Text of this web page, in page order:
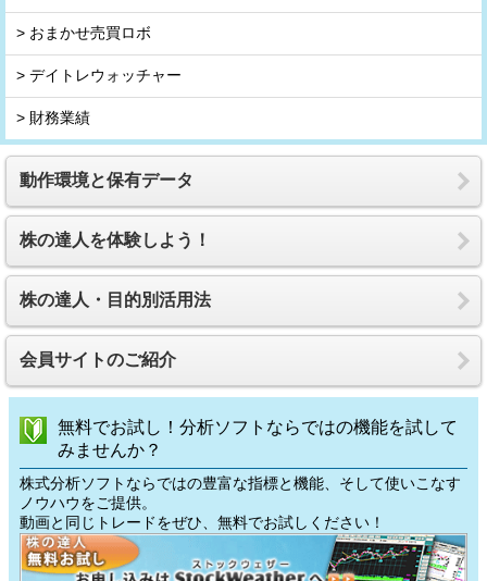
> おまかせ売買ロボ
> デイトレウォッチャー
> 財務業績
動作環境と保有データ
株の達人を体験しよう！
株の達人・目的別活用法
会員サイトのご紹介
無料でお試し！分析ソフトならではの機能を試して
みませんか？
株式分析ソフトならではの豊富な指標と機能、そして使いこなす
ノウハウをご提供。
動画と同じトレードをぜひ、無料でお試しください！